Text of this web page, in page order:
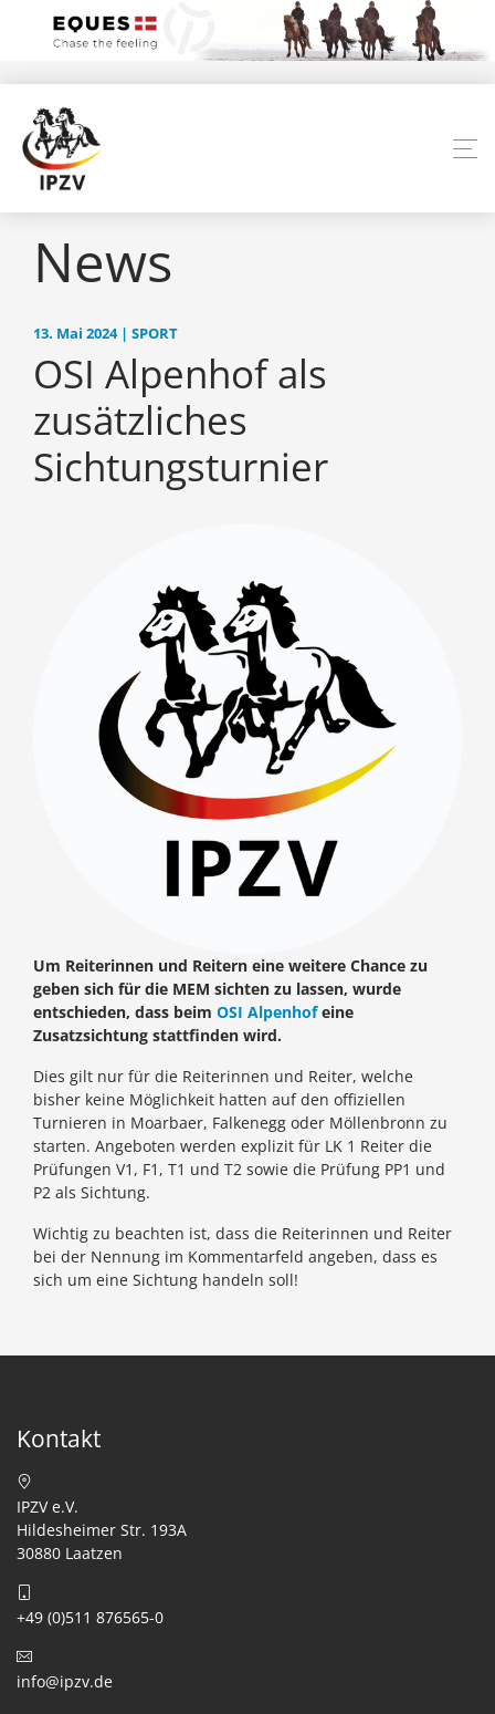
News
13. Mai 2024 | SPORT
OSI Alpenhof als
zusätzliches
Sichtungsturnier
Um Reiterinnen und Reitern eine weitere Chance zu
geben sich für die MEM sichten zu lassen, wurde
entschieden, dass beim OSI Alpenhofeine
Zusatzsichtung stattfinden wird.
Dies gilt nur für die Reiterinnen und Reiter, welche
bisher keine Möglichkeit hatten auf den offiziellen
Turnieren in Moarbaer, Falkenegg oder Möllenbronn zu
starten. Angeboten werden explizit für LK 1 Reiter die
Prüfungen V1, F1, T1 und T2 sowie die Prüfung PP1 und
P2 als Sichtung.
Wichtig zu beachten ist, dass die Reiterinnen und Reiter
bei der Nennung im Kommentarfeld angeben, dass es
sich um eine Sichtung handeln soll!
Kontakt
IPZV e.V.
Hildesheimer Str. 193A
30880 Laatzen
+49 (0)511 876565-0
info@ipzv.de